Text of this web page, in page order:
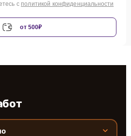
с политикой конфиденциальности
от 500₽